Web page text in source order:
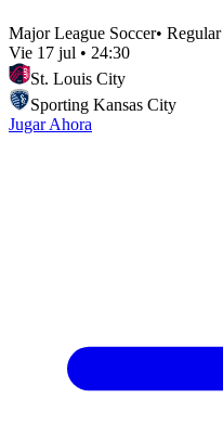
Major League Soccer•
Vie 17 jul • 24:30
St. Louis City
Sporting Kansas City
Jugar Ahora